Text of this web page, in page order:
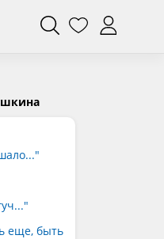
еще, быть